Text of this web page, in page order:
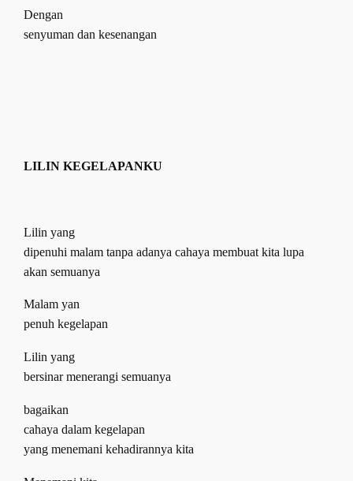
Dengan
senyuman dan kesenangan
LILIN KEGELAPANKU
Lilin yang
dipenuhi malam tanpa adanya cahaya membuat kita lupa
akan semuanya
Malam yan
penuh kegelapan
Lilin yang
bersinar menerangi semuanya
bagaikan
cahaya dalam kegelapan
yang menemani kehadirannya kita